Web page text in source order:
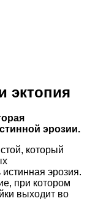
эктопия
эрозии.
который
эрозия.
при котором
выходит во